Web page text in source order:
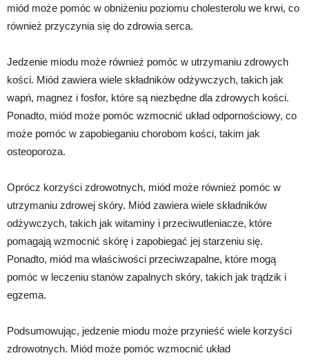
miód może pomóc w obniżeniu poziomu cholesterolu we krwi, co
również przyczynia się do zdrowia serca.
Jedzenie miodu może również pomóc w utrzymaniu zdrowych
kości. Miód zawiera wiele składników odżywczych, takich jak
wapń, magnez i fosfor, które są niezbędne dla zdrowych kości.
Ponadto, miód może pomóc wzmocnić układ odpornościowy, co
może pomóc w zapobieganiu chorobom kości, takim jak
osteoporoza.
Oprócz korzyści zdrowotnych, miód może również pomóc w
utrzymaniu zdrowej skóry. Miód zawiera wiele składników
odżywczych, takich jak witaminy i przeciwutleniacze, które
pomagają wzmocnić skórę i zapobiegać jej starzeniu się.
Ponadto, miód ma właściwości przeciwzapalne, które mogą
pomóc w leczeniu stanów zapalnych skóry, takich jak trądzik i
egzema.
Podsumowując, jedzenie miodu może przynieść wiele korzyści
zdrowotnych. Miód może pomóc wzmocnić układ